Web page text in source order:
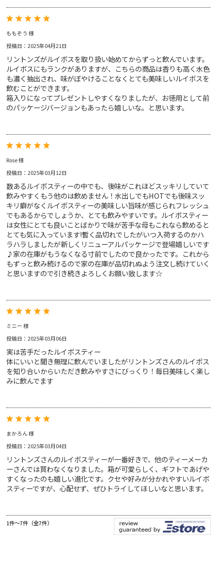
ベネフィットティー
インフュージョンティー
ジンジャースナップティー
ノンカフェインティー
ペアリングセット
オーツクランチビスケット アップルパイクッキー
ペアリングセット
ももぞう 様
投稿日：2025年04月21日
リントンズがルイボスを取り扱い始めてからずっと飲んでいます。
ルイボスにもランクがありますが、こちらの商品は香りも高く水色
も濃く抽出され、味がぼやけることなくとても美味しいルイボスを
飲むことができます。
箱入りになってプレゼントしやすくなりましたが、お徳用として前
のパッケージバージョンもあったら嬉しいな。と思います。
Rose 様
投稿日：2025年03月12日
数あるルイボスティーの中でも、後味がこれほどスッキリしていて
飲みやすくもう他のは飲めません！水出しでもHOTでも後味スッ
キリ癖がなくルイボスティーの美味しい旨味が感じられフレッシュ
でもあるからでしょうか、とても飲みやすいです。ルイボスティー
は女性にとても良いことばかりで味が苦手な母もこれなら飲めると
とても気に入っています!暫く品切れでしたがいつ入荷するのかハ
ラハラしましたが新しくリニューアルパッケージで登場嬉しいです
♪家の在庫がもうなくなる寸前でしたので良かったです。これから
もずっと飲み続けるので家の在庫が品切れぬよう注文し続けていく
と思いますので引き続きよろしくお願い致します☆
ミニー 様
投稿日：2025年03月06日
実は苦手だったルイボスティー
体にいいと聞き無理に飲んでいましたがリントンズさんのルイボス
を知り合いからいただき飲みやすさにびっくり！毎日美味しく楽し
みに飲んでます
まかろん 様
投稿日：2025年03月04日
リントンズさんのルイボスティーが一番好きで、他のティーメーカ
ーさんでは買わなくなりました。箱が可愛らしく、ギフトであげや
すくなったのも嬉しい進化です。クセや好みが分かれやすいルイボ
スティーですが、心配せず、ぜひトライしてほしいなと思います。
1件～7件（全7件）